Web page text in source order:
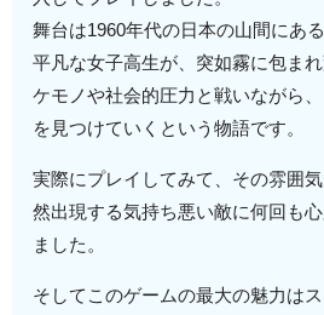
舞台は1960年代の日本の山間にあ
平凡な女子高生が、突如霧に包ま
ケモノや社会的圧力と戦いながら
を見つけていくという物語です。
実際にプレイしてみて、その雰囲
然出現する気持ち悪い敵に何回も
ました。
そしてこのゲームの最大の魅力はス